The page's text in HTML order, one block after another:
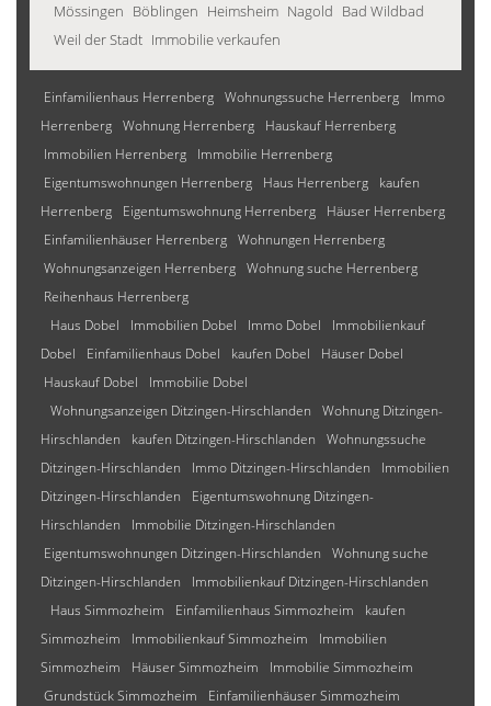
Mössingen Böblingen Heimsheim Nagold Bad Wildbad
Weil der Stadt Immobilie verkaufen
Einfamilienhaus Herrenberg Wohnungssuche Herrenberg
Immo
Herrenberg Wohnung Herrenberg
Hauskauf Herrenberg
Immobilien Herrenberg
Immobilie Herrenberg
Eigentumswohnungen Herrenberg
Haus Herrenberg
kaufen
Herrenberg
Eigentumswohnung Herrenberg
Häuser Herrenberg
Einfamilienhäuser Herrenberg Wohnungen Herrenberg
Wohnungsanzeigen Herrenberg Wohnung suche Herrenberg
Reihenhaus Herrenberg
Haus Dobel
Immobilien Dobel Immo Dobel
Immobilienkauf
Dobel
Einfamilienhaus Dobel kaufen Dobel
Häuser Dobel
Hauskauf Dobel
Immobilie Dobel
Wohnungsanzeigen Ditzingen-Hirschlanden
Wohnung Ditzingen-
Hirschlanden
kaufen Ditzingen-Hirschlanden
Wohnungssuche
Ditzingen-Hirschlanden
Immo Ditzingen-Hirschlanden
Immobilien
Ditzingen-Hirschlanden
Eigentumswohnung Ditzingen-
Hirschlanden
Immobilie Ditzingen-Hirschlanden
Eigentumswohnungen Ditzingen-Hirschlanden
Wohnung suche
Ditzingen-Hirschlanden
Immobilienkauf Ditzingen-Hirschlanden
Haus Simmozheim
Einfamilienhaus Simmozheim
kaufen
Simmozheim
Immobilienkauf Simmozheim
Immobilien
Simmozheim
Häuser Simmozheim
Immobilie Simmozheim
Grundstück Simmozheim
Einfamilienhäuser Simmozheim